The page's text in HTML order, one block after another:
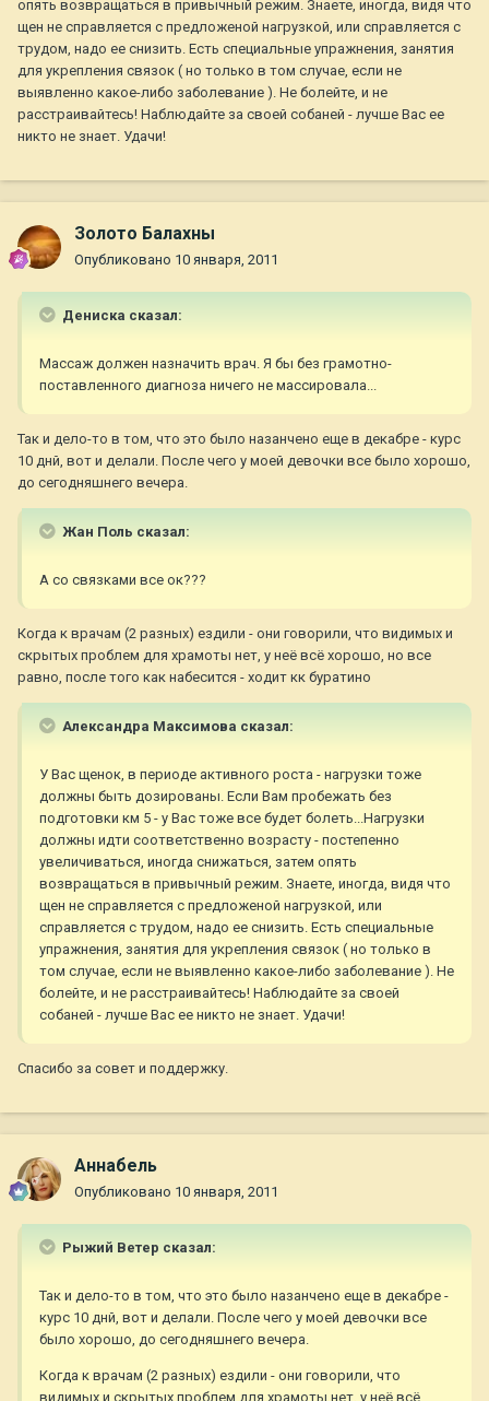
опять возвращаться в привычный режим. Знаете, иногда, видя что
щен не справляется с предложеной нагрузкой, или справляется с
трудом, надо ее снизить. Есть специальные упражнения, занятия
для укрепления связок ( но только в том случае, если не
выявленно какое-либо заболевание ). Не болейте, и не
расстраивайтесь! Наблюдайте за своей собаней - лучше Вас ее
никто не знает. Удачи!
Золото Балахны
Опубликовано 10 января, 2011
Дениска сказал:
Массаж должен назначить врач. Я бы без грамотно-
поставленного диагноза ничего не массировала...
Так и дело-то в том, что это было назанчено еще в декабре - курс
10 днй, вот и делали. После чего у моей девочки все было хорошо,
до сегодняшнего вечера.
Жан Поль сказал:
А со связками все ок???
Когда к врачам (2 разных) ездили - они говорили, что видимых и
скрытых проблем для храмоты нет, у неё всё хорошо, но все
равно, после того как набесится - ходит кк буратино
Александра Максимова сказал:
У Вас щенок, в периоде активного роста - нагрузки тоже
должны быть дозированы. Если Вам пробежать без
подготовки км 5 - у Вас тоже все будет болеть...Нагрузки
должны идти соответственно возрасту - постепенно
увеличиваться, иногда снижаться, затем опять
возвращаться в привычный режим. Знаете, иногда, видя что
щен не справляется с предложеной нагрузкой, или
справляется с трудом, надо ее снизить. Есть специальные
упражнения, занятия для укрепления связок ( но только в
том случае, если не выявленно какое-либо заболевание ). Не
болейте, и не расстраивайтесь! Наблюдайте за своей
собаней - лучше Вас ее никто не знает. Удачи!
Спасибо за совет и поддержку.
Aннaбель
Опубликовано 10 января, 2011
Рыжий Ветер сказал:
Так и дело-то в том, что это было назанчено еще в декабре -
курс 10 днй, вот и делали. После чего у моей девочки все
было хорошо, до сегодняшнего вечера.
Когда к врачам (2 разных) ездили - они говорили, что
видимых и скрытых проблем для храмоты нет, у неё всё